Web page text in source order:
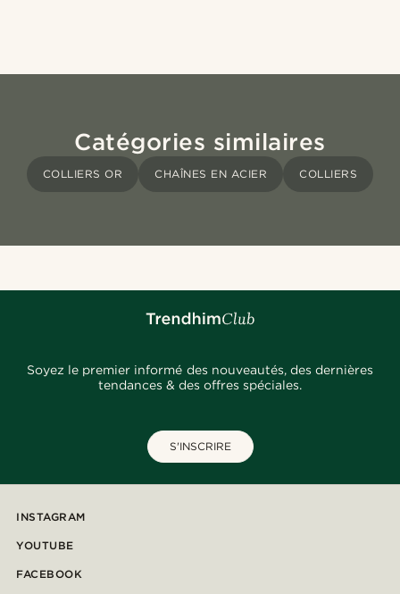
Catégories similaires
COLLIERS OR CHAÎNES EN ACIER COLLIERS
Soyez le premier informé des nouveautés, des dernières
tendances & des offres spéciales.
S'INSCRIRE
INSTAGRAM
YOUTUBE
FACEBOOK